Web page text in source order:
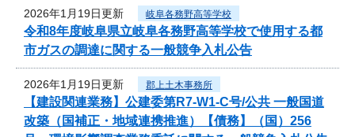
2026年1月19日更新 岐阜各務野高等学校
令和8年度岐阜県立岐阜各務野高等学校で使用する都
市ガスの調達に関する一般競争入札公告
2026年1月19日更新 郡上土木事務所
【建設関連業務】公建委第R7-W1-C号/公共 一般国道
改築（国補正・地域連携推進）【債務】（国）256